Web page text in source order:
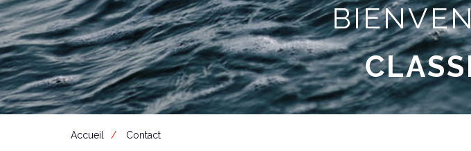
Accueil Contact